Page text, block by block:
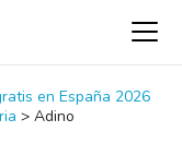
en España 2026
> Adino